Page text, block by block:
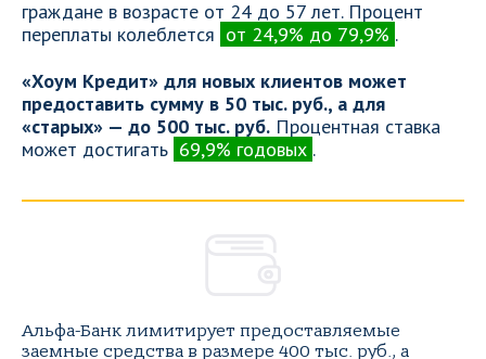
граждане в возрасте от 24 до 57 лет. Процент
переплаты колеблется от 24,9% до 79,9% .
«Хоум Кредит» для новых клиентов может
предоставить сумму в 50 тыс. руб., а для
«старых» — до 500 тыс. руб. Процентная ставка
может достигать 69,9% годовых .
Альфа-Банк лимитирует предоставляемые
заемные средства в размере 400 тыс. руб., а